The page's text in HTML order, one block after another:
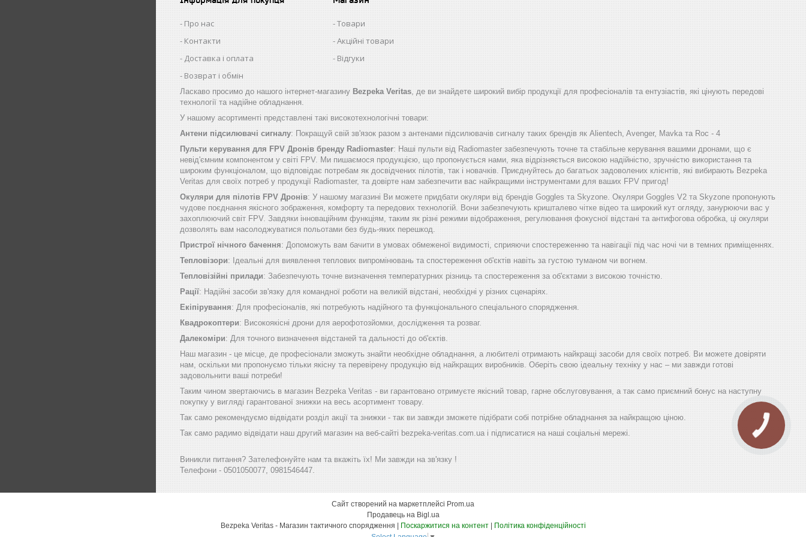
Про нас
Контакти
Доставка і оплата
Возврат і обмін
Товари
Акційні товари
Відгуки
Ласкаво просимо до нашого інтернет-магазину Bezpeka Veritas, де ви знайдете широкий вибір продукції для професіоналів та ентузіастів, які цінують передові
технології та надійне обладнання.
У нашому асортименті представлені такі високотехнологічні товари:
Антени підсилювачі сигналу: Покращуй свій зв'язок разом з антенами підсилювачів сигналу таких брендів як Alientech, Avenger, Mavka та Roc - 4
Пульти керування для FPV Дронів бренду Radiomaster: Наші пульти від Radiomaster забезпечують точне та стабільне керування вашими дронами, що є
невід'ємним компонентом у світі FPV. Ми пишаємося продукцією, що пропонується нами, яка відрізняється високою надійністю, зручністю використання та
широким функціоналом, що відповідає потребам як досвідчених пілотів, так і новачків. Приєднуйтесь до багатьох задоволених клієнтів, які вибирають Bezpeka
Veritas для своїх потреб у продукції Radiomaster, та довірте нам забезпечити вас найкращими інструментами для ваших FPV пригод!
Окуляри для пілотів FPV Дронів: У нашому магазині Ви можете придбати окуляри від брендів Goggles та Skyzone. Окуляри Goggles V2 та Skyzone пропонують
чудове поєднання якісного зображення, комфорту та передових технологій. Вони забезпечують кришталево чітке відео та широкий кут огляду, занурюючи вас у
захоплюючий світ FPV. Завдяки інноваційним функціям, таким як різні режими відображення, регулювання фокусної відстані та антифогова обробка, ці окуляри
дозволять вам насолоджуватися польотами без будь-яких перешкод.
Пристрої нічного бачення: Допоможуть вам бачити в умовах обмеженої видимості, сприяючи спостереженню та навігації під час ночі чи в темних приміщеннях.
Тепловізори: Ідеальні для виявлення теплових випромінювань та спостереження об'єктів навіть за густою туманом чи вогнем.
Тепловізійні прилади: Забезпечують точне визначення температурних різниць та спостереження за об'єктами з високою точністю.
Рації: Надійні засоби зв'язку для командної роботи на великій відстані, необхідні у різних сценаріях.
Екіпірування: Для професіоналів, які потребують надійного та функціонального спеціального спорядження.
Квадрокоптери: Високоякісні дрони для аерофотозйомки, дослідження та розваг.
Далекоміри: Для точного визначення відстаней та дальності до об'єктів.
Наш магазин - це місце, де професіонали зможуть знайти необхідне обладнання, а любителі отримають найкращі засоби для своїх потреб. Ви можете довіряти
нам, оскільки ми пропонуємо тільки якісну та перевірену продукцію від найкращих виробників. Оберіть свою ідеальну техніку у нас – ми завжди готові
задовольнити ваші потреби!
Таким чином звертаючись в магазин Bezpeka Veritas - ви гарантовано отримуєте якісний товар, гарне обслуговування, а так само приємний бонус на наступну
покупку у вигляді гарантованої знижки на весь асортимент товару.
Так само рекомендуємо відвідати розділ акції та знижки - так ви завжди зможете підібрати собі потрібне обладнання за найкращою ціною.
Так само радимо відвідати наш другий магазин на веб-сайті bezpeka-veritas.com.ua і підписатися на наші соціальні мережі.
Виникли питання? Зателефонуйте нам та вкажіть їх! Ми завжди на зв'язку !
Телефони - 0501050077, 0981546447.
Сайт створений на маркетплейсі Prom.ua
Продавець на Bigl.ua
Поскаржитися на контент
Політика конфіденційності